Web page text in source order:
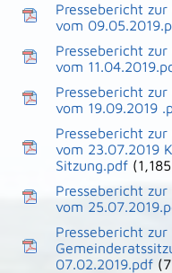
Pressebericht
vom
Pressebericht
vom
Pressebericht
vom 19.09.2019
Pressebericht
vom 23.07.2019
Sitzung.pdf (1,185
Pressebericht
vom
Pressebericht zur
07.02.2019.pdf